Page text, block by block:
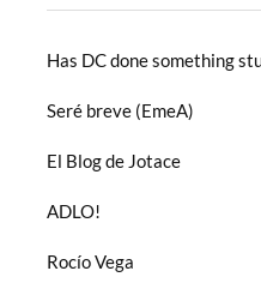
Has DC done something
Seré breve (EmeA)
El Blog de Jotace
ADLO!
Rocío Vega